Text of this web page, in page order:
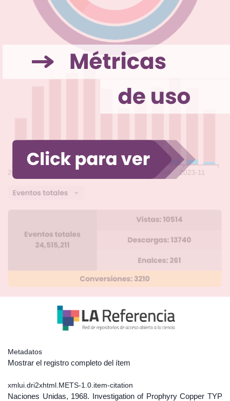
Metadatos
Mostrar el registro completo del ítem
xmlui.dri2xhtml.METS-1.0.item-citation
Naciones Unidas, 1968. Investigation of Prophyry Copper TYP